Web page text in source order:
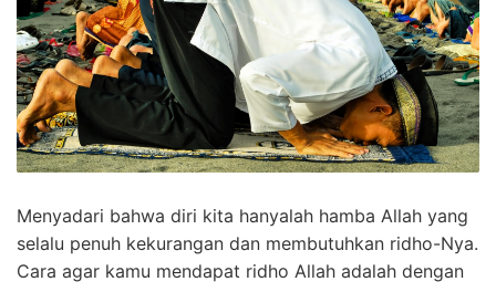
Menyadari bahwa diri kita hanyalah hamba Allah yang
selalu penuh kekurangan dan membutuhkan ridho-Nya.
Cara agar kamu mendapat ridho Allah adalah dengan